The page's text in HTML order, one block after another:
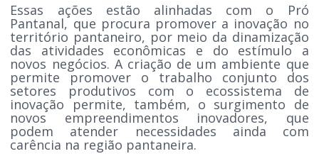
Essas ações estão alinhadas com o Pró
Pantanal, que procura promover a inovação no
território pantaneiro, por meio da dinamização
das atividades econômicas e do estímulo a
novos negócios. A criação de um ambiente que
permite promover o trabalho conjunto dos
setores produtivos com o ecossistema de
inovação permite, também, o surgimento de
novos empreendimentos inovadores, que
podem atender necessidades ainda com
carência na região pantaneira.